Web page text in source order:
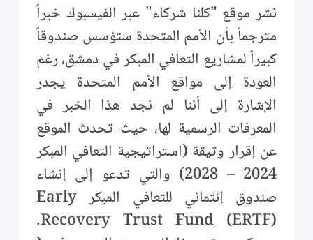
نشر موقع "كلنا شركاء" عبر الفيسبوك خبراً
مترجماً بأن الأمم المتحدة ستؤسس صندوقاً
كبيراً لمشاريع التعافي المبكر في دمشق، رغم
العودة إلى مواقع الأمم المتحدة يجدر
الإشارة إلى أننا لم نجد هذا الخبر في
المعرفات الرسمية لها، حيث تحدث الموقع
عن إقرار وثيقة (استراتيجية التعافي المبكر
2024 – 2028) والتي تدعو إلى إنشاء
صندوق إئتماني للتعافي المبكر Early
Recovery Trust Fund (ERTF).